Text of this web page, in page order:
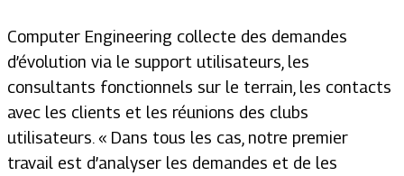
Computer Engineering collecte des demandes
d’évolution via le support utilisateurs, les
consultants fonctionnels sur le terrain, les contacts
avec les clients et les réunions des clubs
utilisateurs. « Dans tous les cas, notre premier
travail est d’analyser les demandes et de les